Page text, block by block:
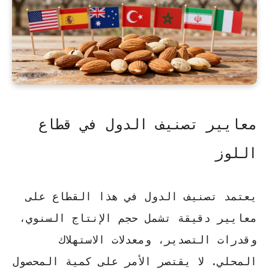
معايير تصنيف الدول في قطاع
اللوز
يعتمد تصنيف الدول في هذا القطاع على
معايير دقيقة تشمل حجم الإنتاج السنوي،
وقدرات التصدير، ومعدلات الاستهلاك
المحلي. لا يقتصر الأمر على كمية المحصول